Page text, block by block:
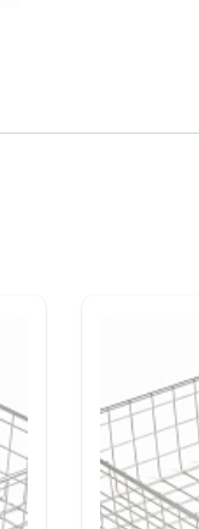
ТЕМЫ СЕМИНАРА: